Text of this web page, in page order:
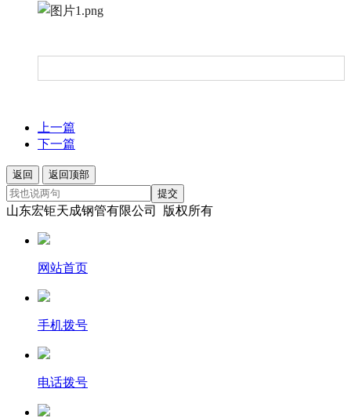
上一篇
下一篇
返回
返回顶部
提交
山东宏钜天成钢管有限公司 版权所有
网站首页
手机拨号
电话拨号